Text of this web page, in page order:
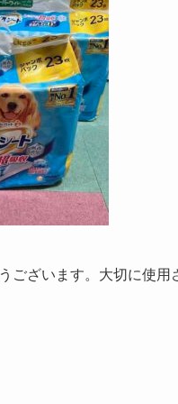
ございます。大切に使用